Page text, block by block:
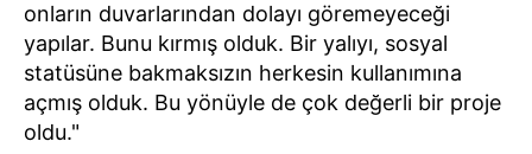
onların duvarlarından dolayı göremeyeceği
yapılar. Bunu kırmış olduk. Bir yalıyı, sosyal
statüsüne bakmaksızın herkesin kullanımına
açmış olduk. Bu yönüyle de çok değerli bir proje
oldu."